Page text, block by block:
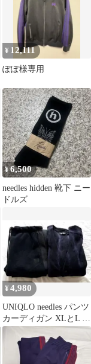
¥ 12,111
ぽぽ様専用
¥6,500
needles hidden 靴下 ニー
ドルズ
¥4,980
UNIQLO needles パンツ
カーディガン XLとL 2
点 セットアップ